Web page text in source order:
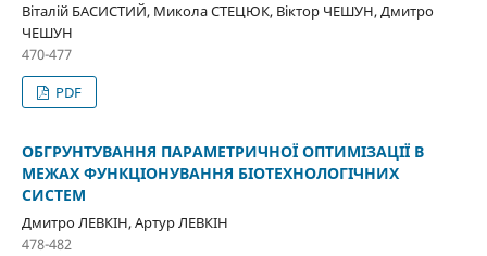
Віталій БАСИСТИЙ, Микола СТЕЦЮК, Віктор ЧЕШУН, Дмитро
ЧЕШУН
470-477
PDF
ОБГРУНТУВАННЯ ПАРАМЕТРИЧНОЇ ОПТИМІЗАЦІЇ В
МЕЖАХ ФУНКЦІОНУВАННЯ БІОТЕХНОЛОГІЧНИХ
СИСТЕМ
Дмитро ЛЕВКІН, Артур ЛЕВКІН
478-482